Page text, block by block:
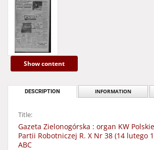
Show content
DESCRIPTION INFORMATION
Title:
Gazeta Zielonogórska : organ KW
Partii Robotniczej R. X Nr 38 (14 lutego
ABC